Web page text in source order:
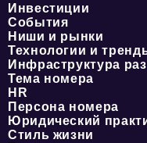
Инвестиции
События
Ниши и рынки
Технологии и
Инфраструктура
Тема номера
HR
Персона номера
Юридический
Стиль жизни